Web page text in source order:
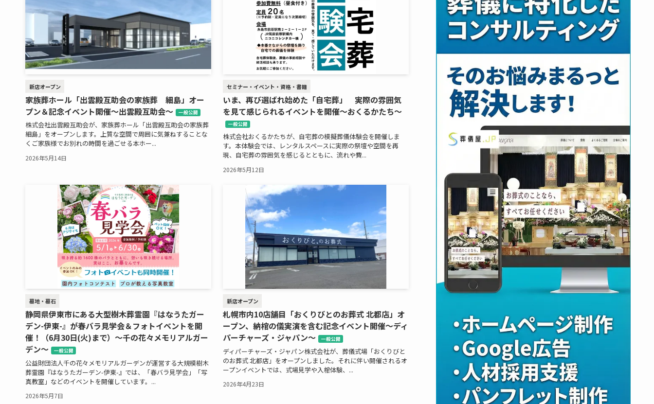
新店オープン
家族葬ホール「出雲殿互助会の家族葬 細島」オー
プン＆記念イベント開催～出雲殿互助会～
一般公開
株式会社出雲殿互助会が、家族葬ホール「出雲殿互助会の家族葬
細島」をオープンします。上質な空間で周囲に気兼ねすることな
くご家族様でお別れの時間を過ごせる本ホー...
2026年5月14日
セミナー・イベント・資格・書籍
いま、再び選ばれ始めた「自宅葬」 実際の雰囲気
を見て感じられるイベントを開催～おくるかたち～
一般公開
株式会社おくるかたちが、自宅葬の模擬葬儀体験会を開催しま
す。本体験会では、レンタルスペースに実際の祭壇や空間を再
現、自宅葬の雰囲気を感じるとともに、流れや費...
2026年5月12日
墓地・墓石
静岡県伊東市にある大型樹木葬霊園『はなうたガー
デン-伊東-』が春バラ見学会＆フォトイベントを開
催！（6月30日(火)まで）～千の花々メモリアルガー
デン～
一般公開
公益財団法人千の花々メモリアルガーデンが運営する大規模樹木
葬霊園『はなうたガーデン-伊東-』では、「春バラ見学会」「写
真教室」などのイベントを開催しています。...
2026年5月7日
新店オープン
札幌市内10店舗目「おくりびとのお葬式 北都店」オ
ープン、納棺の儀実演を含む記念イベント開催～ディ
パーチャーズ・ジャパン～
一般公開
ディパーチャーズ・ジャパン株式会社が、葬儀式場「おくりびと
のお葬式 北都店」をオープンしました。それに伴い開催されるオ
ープンイベントでは、式場見学や入棺体験、...
2026年4月23日